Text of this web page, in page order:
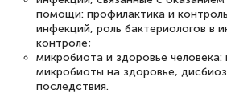
Евгения Коротких
Знаток города 2 уровня
12 марта 2026
Спасибо большое
помощи: профилактика и
инфекций, роль бактериологов в
контроле;
микробиота и здоровье человека:
микробиоты на здоровье, дисбиоз
последствия.